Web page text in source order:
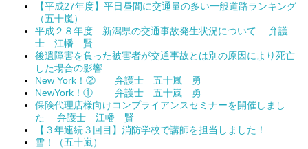
【平成27年度】平日昼間に交通量の多い一般道路ランキング
（五十嵐）
平成２８年度 新潟県の交通事故発生状況について 弁護
士 江幡 賢
後遺障害を負った被害者が交通事故とは別の原因により死亡
した場合の影響
New York！② 弁護士 五十嵐 勇
NewYork！① 弁護士 五十嵐 勇
保険代理店様向けコンプライアンスセミナーを開催しまし
た 弁護士 江幡 賢
【３年連続３回目】消防学校で講師を担当しました！
雪！（五十嵐）